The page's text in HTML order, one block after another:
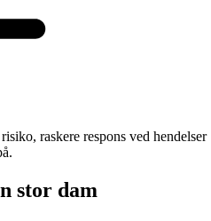
raskere respons ved hendelser
stor dam